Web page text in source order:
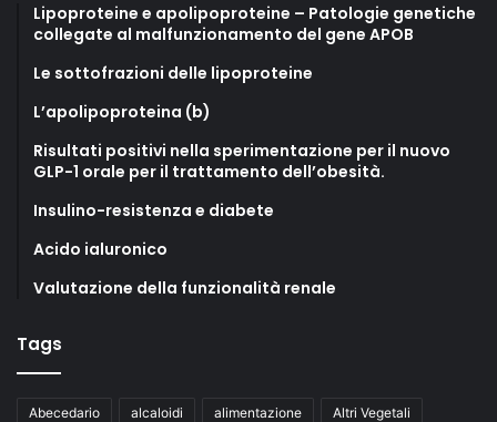
Lipoproteine e apolipoproteine – Patologie genetiche
collegate al malfunzionamento del gene APOB
Le sottofrazioni delle lipoproteine
L’apolipoproteina (b)
Risultati positivi nella sperimentazione per il nuovo
GLP-1 orale per il trattamento dell’obesità.
Insulino-resistenza e diabete
Acido ialuronico
Valutazione della funzionalità renale
Tags
Abecedario alcaloidi alimentazione Altri Vegetali